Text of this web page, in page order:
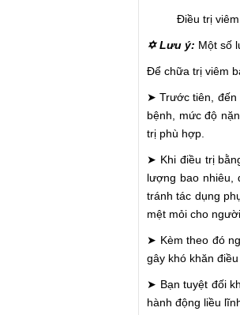
Điều trị
✡ Lưu ý: Một số
Để chữa trị viêm
➤ Trước tiên, đến
bệnh, mức độ
trị phù hợp.
➤ Khi điều trị
lượng bao nhiêu,
tránh tác dụng
mệt mỏi cho
➤ Kèm theo đó
gây khó khăn điều
➤ Bạn tuyệt đối
hành động liều